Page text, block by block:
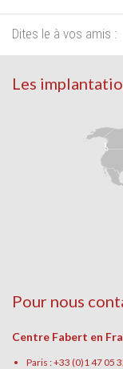
Dites le à vos amis :
Les
Pour nous
Centre Fabert en
Paris : +33 (0)1 47 05